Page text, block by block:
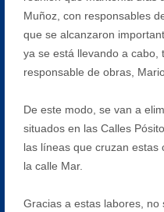
Muñoz, con responsables
que se alcanzaron
ya se está llevando a cabo,
responsable de obras,
De este modo, se van a
situados en las Calles
las líneas que cruzan estas
la calle Mar.
Gracias a estas labores,